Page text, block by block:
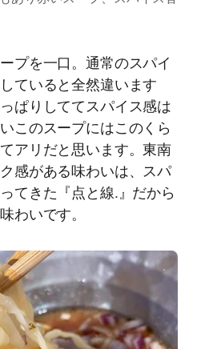
プを一口。通常のスパイ
ていると全然違います
ぱりしててスパイス感は
このスープにはこのくら
アリだと思います。東南
感がある味わいは、スパ
てきた『点と線.』だから
わいです。